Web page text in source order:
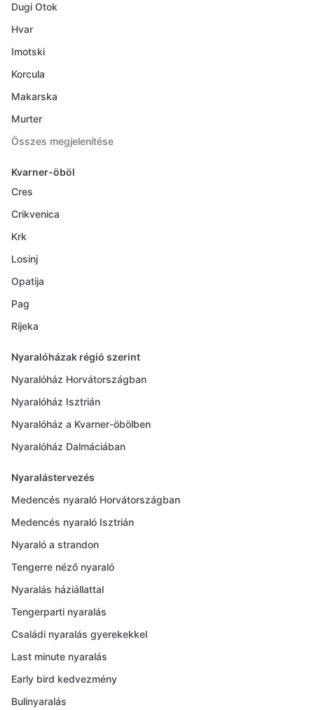
Dugi Otok
Hvar
Imotski
Korcula
Makarska
Murter
Összes megjelenítése
Kvarner-öböl
Cres
Crikvenica
Krk
Losinj
Opatija
Pag
Rijeka
Nyaralóházak régió szerint
Nyaralóház Horvátországban
Nyaralóház Isztrián
Nyaralóház a Kvarner-öbölben
Nyaralóház Dalmáciában
Nyaralástervezés
Medencés nyaraló Horvátországban
Medencés nyaraló Isztrián
Nyaraló a strandon
Tengerre néző nyaraló
Nyaralás háziállattal
Tengerparti nyaralás
Családi nyaralás gyerekekkel
Last minute nyaralás
Early bird kedvezmény
Bulinyaralás